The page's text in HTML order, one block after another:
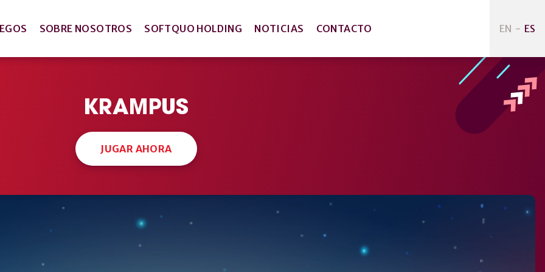
SOBRE NOSOTROS SOFTQUO HOLDING NOTICIAS CONTACTO EN - ES
KRAMPUS
JUGAR AHORA